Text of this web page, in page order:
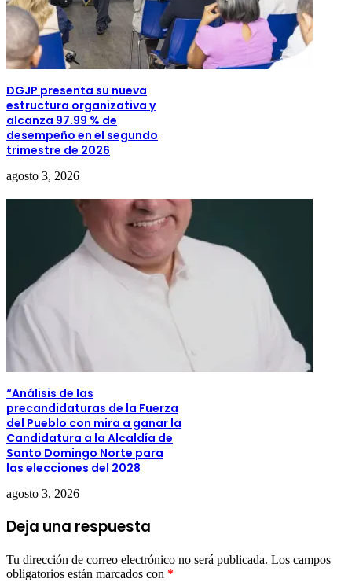
DGJP presenta su nueva
estructura organizativa y
alcanza 97.99 % de
desempeño en el segundo
trimestre de 2026
agosto 3, 2026
“Análisis de las
precandidaturas de la Fuerza
del Pueblo con mira a ganar la
Candidatura a la Alcaldía de
Santo Domingo Norte para
las elecciones del 2028
agosto 3, 2026
Deja una respuesta
Tu dirección de correo electrónico no será publicada. Los campos
obligatorios están marcados con *